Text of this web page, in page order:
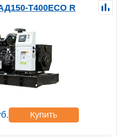
T400ECO R
Купить